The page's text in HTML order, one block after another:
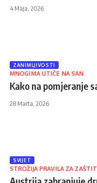
4 Maja, 2026
ZANIMLJIVOSTI
MNOGIMA UTIČE NA SAN
Kako na pomjeranje
28 Marta, 2026
SVIJET
STROŽIJA PRAVILA ZA